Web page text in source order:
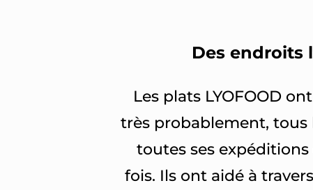
Des endroits
Les plats LYOFOOD
très probablement, tous
toutes ses
fois. Ils ont aidé à